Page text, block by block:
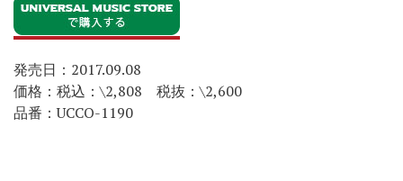
発売日：2017.09.08
価格：税込：\2,808 税抜：\2,600
品番：UCCO-1190